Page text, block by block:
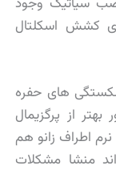
کشش اسکلتال
های حفره
از پرگزیمال
اطراف زانو هم
منشا مشکلات